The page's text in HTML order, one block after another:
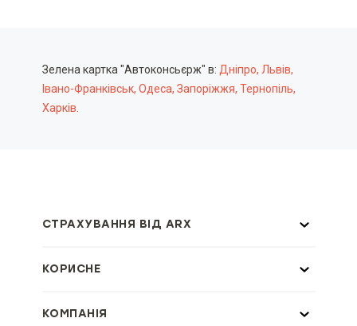
Зелена картка "Автоконсьєрж" в: Дніпро, Львів,
Івано-Франківськ, Одеса, Запоріжжя, Тернопіль,
Харків.
СТРАХУВАННЯ ВІД ARX
КОРИСНЕ
КОМПАНІЯ